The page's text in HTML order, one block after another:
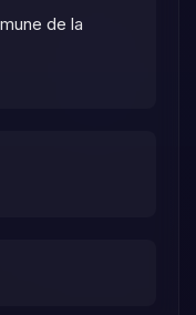
de la